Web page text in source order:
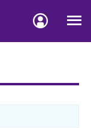
 